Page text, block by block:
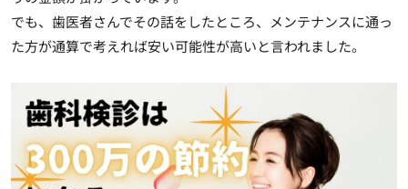
でも、歯医者さんでその話をしたところ、メンテナンスに通っ
た方が通算で考えれば安い可能性が高いと言われました。